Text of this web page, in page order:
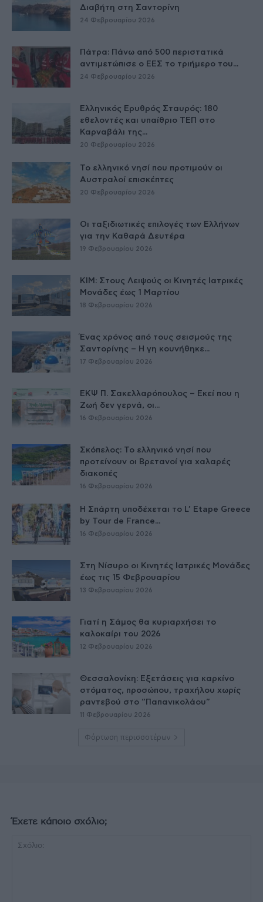
Διαβήτη στη Σαντορίνη
24 Φεβρουαρίου 2026
Πάτρα: Πάνω από 500 περιστατικά
αντιμετώπισε ο ΕΕΣ το τριήμερο του...
24 Φεβρουαρίου 2026
Ελληνικός Ερυθρός Σταυρός: 180
εθελοντές και υπαίθριο ΤΕΠ στο
Καρναβάλι της...
20 Φεβρουαρίου 2026
Το ελληνικό νησί που προτιμούν οι
Αυστραλοί επισκέπτες
20 Φεβρουαρίου 2026
Οι ταξιδιωτικές επιλογές των Ελλήνων
για την Καθαρά Δευτέρα
19 Φεβρουαρίου 2026
ΚΙΜ: Στους Λειψούς οι Κινητές Ιατρικές
Μονάδες έως 1 Μαρτίου
18 Φεβρουαρίου 2026
Ένας χρόνος από τους σεισμούς της
Σαντορίνης – Η γη κουνήθηκε...
17 Φεβρουαρίου 2026
ΕΚΨ Π. Σακελλαρόπουλος – Εκεί που η
Ζωή δεν γερνά, οι...
16 Φεβρουαρίου 2026
Σκόπελος: Το ελληνικό νησί που
προτείνουν οι Βρετανοί για χαλαρές
διακοπές
16 Φεβρουαρίου 2026
Η Σπάρτη υποδέχεται το L’ Etape Greece
by Tour de France...
16 Φεβρουαρίου 2026
Στη Νίσυρο οι Κινητές Ιατρικές Μονάδες
έως τις 15 Φεβρουαρίου
13 Φεβρουαρίου 2026
Γιατί η Σάμος θα κυριαρχήσει το
καλοκαίρι του 2026
12 Φεβρουαρίου 2026
Θεσσαλονίκη: Εξετάσεις για καρκίνο
στόματος, προσώπου, τραχήλου χωρίς
ραντεβού στο “Παπανικολάου”
11 Φεβρουαρίου 2026
Φόρτωση περισσοτέρων
Έχετε κάποιο σχόλιο;